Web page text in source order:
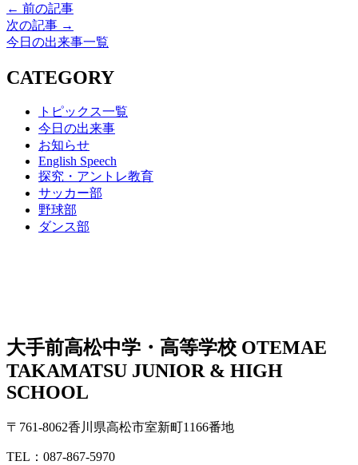
← 前の記事
次の記事 →
今日の出来事一覧
CATEGORY
トピックス一覧
今日の出来事
お知らせ
English Speech
探究・アントレ教育
サッカー部
野球部
ダンス部
大手前高松中学・高等学校 OTEMAE
TAKAMATSU JUNIOR & HIGH
SCHOOL
〒761-8062香川県高松市室新町1166番地
TEL：087-867-5970